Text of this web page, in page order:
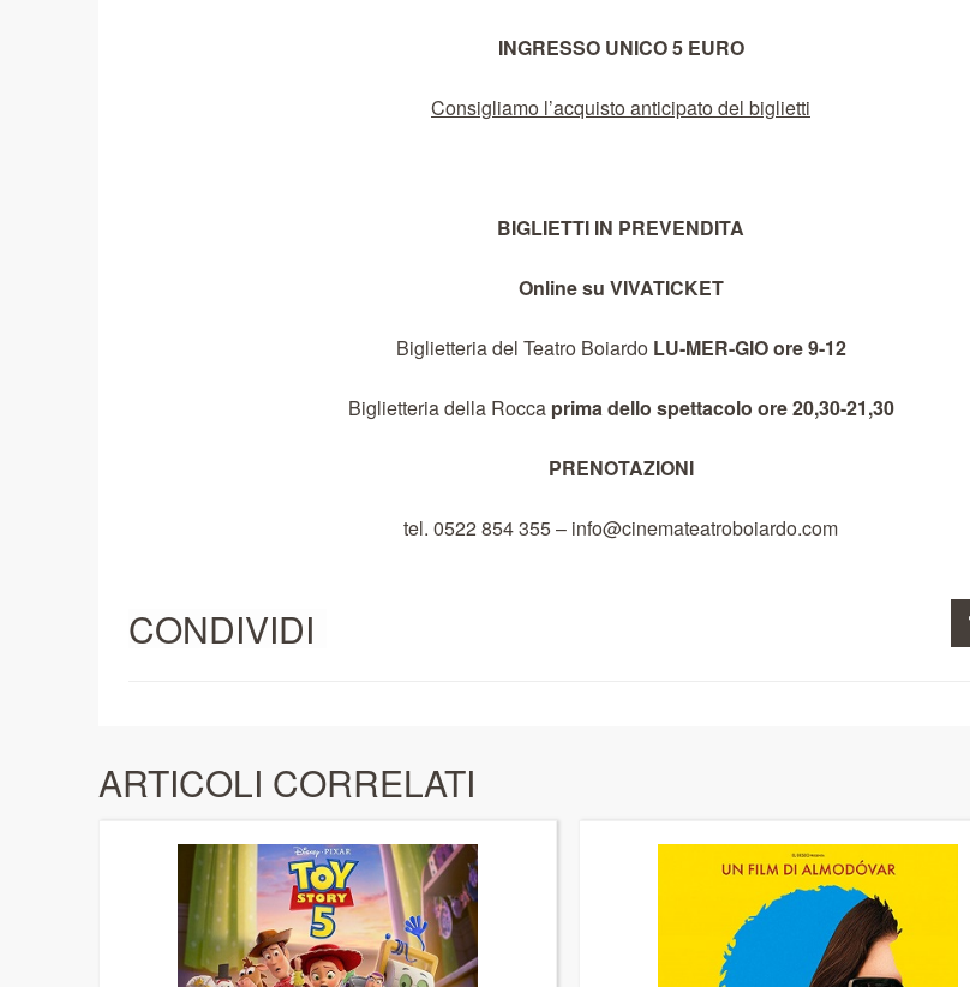
INGRESSO UNICO 5 EURO
Consigliamo l’acquisto anticipato del biglietti
BIGLIETTI IN PREVENDITA
Online su VIVATICKET
Biglietteria del Teatro Boiardo LU-MER-GIO ore 9-12
Biglietteria della Rocca prima dello spettacolo ore 20,30-21,30
PRENOTAZIONI
tel. 0522 854 355 – info@cinemateatroboiardo.com
CONDIVIDI
ARTICOLI CORRELATI